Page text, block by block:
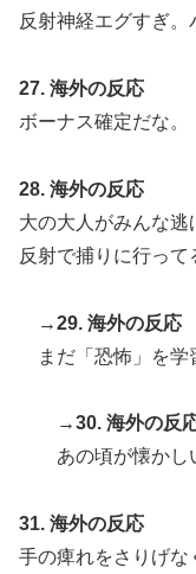
反射神経エグすぎ。
27. 海外の反応
ボーナス確定だな。
28. 海外の反応
大の大人がみんな
反射で捕りに行って
→29. 海外の反応
まだ「恐怖」を学
→30. 海外の反
あの頃が懐かし
31. 海外の反応
手の痺れをさりげな